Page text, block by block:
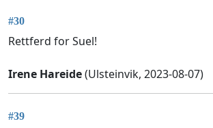
#30
Rettferd for Suel!
Irene Hareide(Ulsteinvik, 2023-08-07)
#39